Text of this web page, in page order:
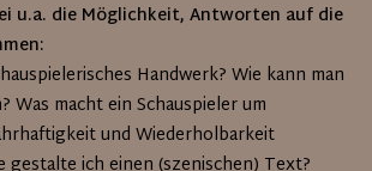
u.a. die Möglichkeit, Antworten auf die
Handwerk? Wie kann man
Was macht ein Schauspieler um
und Wiederholbarkeit